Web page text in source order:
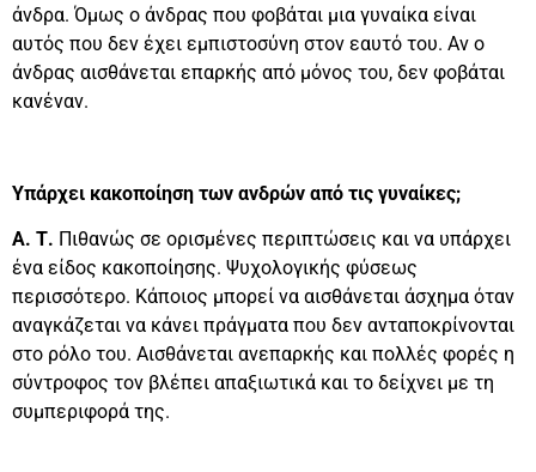
άνδρα. Όμως ο άνδρας που φοβάται μια γυναίκα είναι
αυτός που δεν έχει εμπιστοσύνη στον εαυτό του. Αν ο
άνδρας αισθάνεται επαρκής από μόνος του, δεν φοβάται
κανέναν.
Υπάρχει κακοποίηση των ανδρών από τις γυναίκες;
Α. Τ. Πιθανώς σε ορισμένες περιπτώσεις και να υπάρχει
ένα είδος κακοποίησης. Ψυχολογικής φύσεως
περισσότερο. Κάποιος μπορεί να αισθάνεται άσχημα όταν
αναγκάζεται να κάνει πράγματα που δεν ανταποκρίνονται
στο ρόλο του. Αισθάνεται ανεπαρκής και πολλές φορές η
σύντροφος τον βλέπει απαξιωτικά και το δείχνει με τη
συμπεριφορά της.